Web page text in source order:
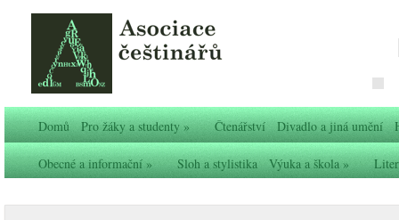
Domů Pro žáky a studenty» Čtenářství Divadlo a jiná umění
Obecné a informační» Sloh a stylistika Výuka a škola»